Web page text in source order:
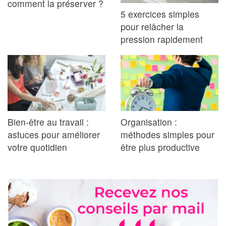
comment la préserver ?
5 exercices simples
pour relâcher la
pression rapidement
Bien-être au travail :
astuces pour améliorer
votre quotidien
Organisation :
méthodes simples pour
être plus productive